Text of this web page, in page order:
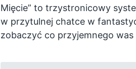
Mięcie” to trzystronicowy
w przytulnej chatce w
zobaczyć co przyjemnego was